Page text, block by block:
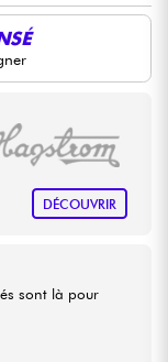
DÉCOUVRIR
sont là pour